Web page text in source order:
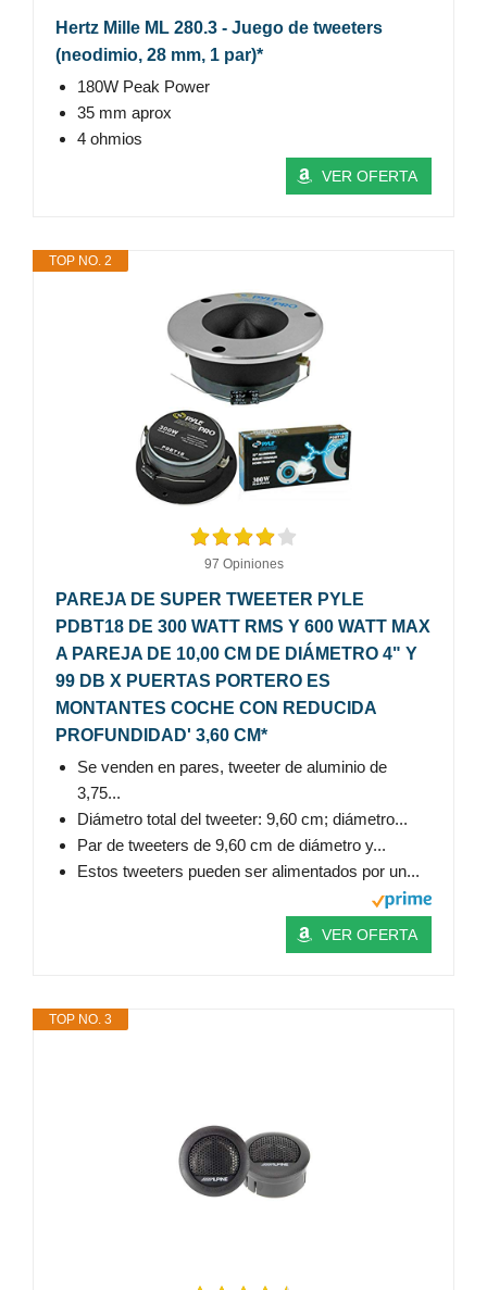
Hertz Mille ML 280.3 - Juego de tweeters
(neodimio, 28 mm, 1 par)*
180W Peak Power
35 mm aprox
4 ohmios
VER OFERTA
TOP NO. 2
97 Opiniones
PAREJA DE SUPER TWEETER PYLE
PDBT18 DE 300 WATT RMS Y 600 WATT MAX
A PAREJA DE 10,00 CM DE DIÁMETRO 4" Y
99 DB X PUERTAS PORTERO ES
MONTANTES COCHE CON REDUCIDA
PROFUNDIDAD' 3,60 CM*
Se venden en pares, tweeter de aluminio de
3,75...
Diámetro total del tweeter: 9,60 cm; diámetro...
Par de tweeters de 9,60 cm de diámetro y...
Estos tweeters pueden ser alimentados por un...
VER OFERTA
TOP NO. 3